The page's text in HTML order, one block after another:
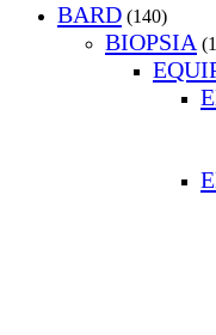
BARD (140)
BIOPSIA